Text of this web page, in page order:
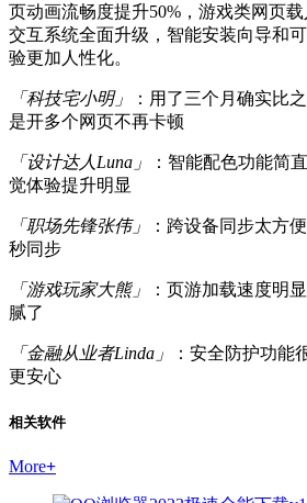
页动画流畅度提升50%，游戏类网页
交互系统全面升级，智能安装向导和
验更加人性化。
「科技宅小明」
：用了三个月确实比
是开多个网页不再卡顿
「设计达人Luna」
：智能配色功能简
觉体验提升明显
「职场先锋张伟」
：跨设备同步太方
秒同步
「游戏玩家大熊」
：页游加载速度明
腻了
「金融从业者Linda」
：安全防护功能
更安心
相关软件
More+